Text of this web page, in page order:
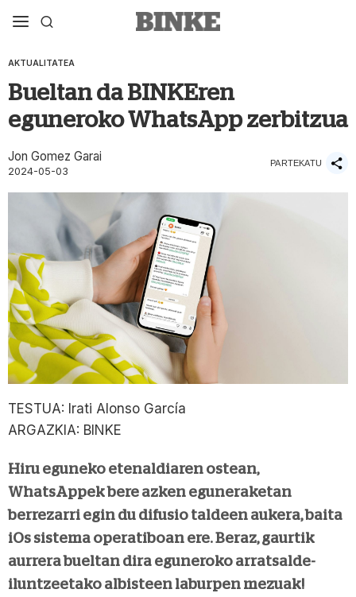
AKTUALITATEA
Bueltan da BINKEren
eguneroko WhatsApp zerbitzua
Jon Gomez Garai
2024-05-03
PARTEKATU
TESTUA: Irati Alonso García
ARGAZKIA: BINKE
Hiru eguneko etenaldiaren ostean,
WhatsAppek bere azken eguneraketan
berrezarri egin du difusio taldeen aukera, baita
iOs sistema operatiboan ere. Beraz, gaurtik
aurrera bueltan dira eguneroko arratsalde-
iluntzeetako albisteen laburpen mezuak!